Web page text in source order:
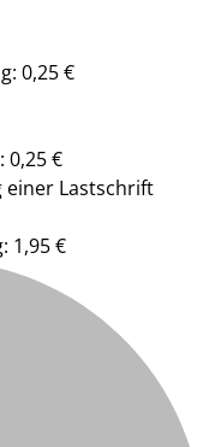
0,25 €
0,25 €
einer Lastschrift
1,95 €